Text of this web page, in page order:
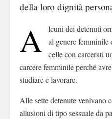
della loro dignità
A
lcuni dei detenuti
al genere femminile
celle con carcerati
carcere femminile perché
studiare e lavorare.
Alle sette detenute venivano
allusioni di tipo sessuale da